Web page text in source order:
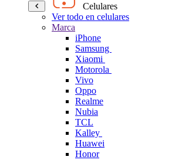
Celulares
Ver todo en celulares
Marca
iPhone
Samsung
Xiaomi
Motorola
Vivo
Oppo
Realme
Nubia
TCL
Kalley
Huawei
Honor